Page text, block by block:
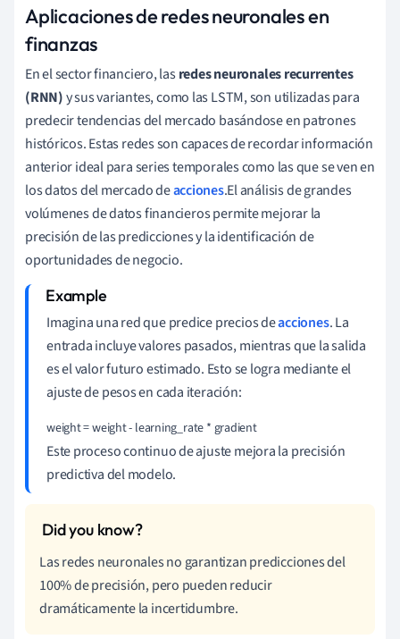
Aplicaciones de redes neuronales en
finanzas
En el sector financiero, lasredes neuronales recurrentes
(RNN)y sus variantes, como las LSTM, son utilizadas para
predecir tendencias del mercado basándose en patrones
históricos. Estas redes son capaces de recordar información
anterior ideal para series temporales como las que se ven en
los datos del mercado deacciones.El análisis de grandes
volúmenes de datos financieros permite mejorar la
precisión de las predicciones y la identificación de
oportunidades de negocio.
Imagina una red que predice precios deacciones. La
entrada incluye valores pasados, mientras que la salida
es el valor futuro estimado. Esto se logra mediante el
ajuste de pesos en cada iteración:
weight = weight - learning_rate * gradient
Este proceso continuo de ajuste mejora la precisión
predictiva del modelo.
Las redes neuronales no garantizan predicciones del
100% de precisión, pero pueden reducir
dramáticamente la incertidumbre.